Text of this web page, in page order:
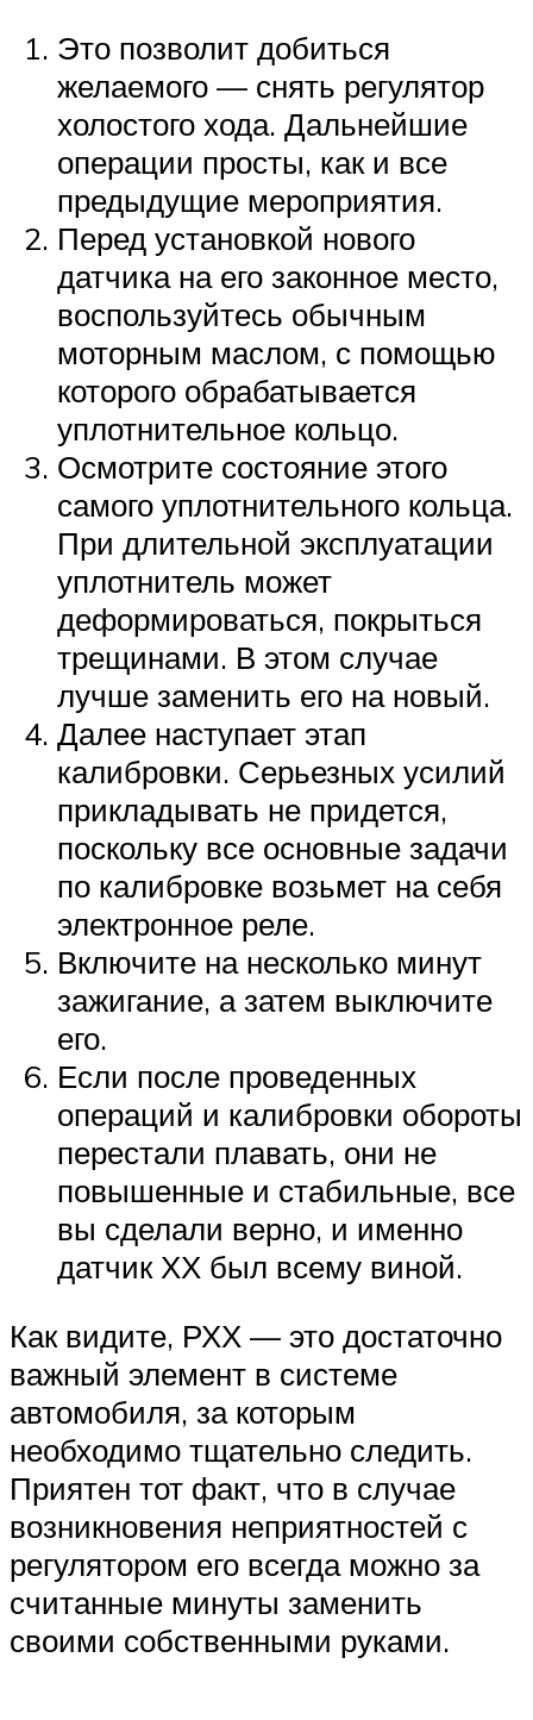
Это позволит добиться
желаемого — снять регулятор
холостого хода. Дальнейшие
операции просты, как и все
предыдущие мероприятия.
Перед установкой нового
датчика на его законное место,
воспользуйтесь обычным
моторным маслом, с помощью
которого обрабатывается
уплотнительное кольцо.
Осмотрите состояние этого
самого уплотнительного кольца.
При длительной эксплуатации
уплотнитель может
деформироваться, покрыться
трещинами. В этом случае
лучше заменить его на новый.
Далее наступает этап
калибровки. Серьезных усилий
прикладывать не придется,
поскольку все основные задачи
по калибровке возьмет на себя
электронное реле.
Включите на несколько минут
зажигание, а затем выключите
его.
Если после проведенных
операций и калибровки обороты
перестали плавать, они не
повышенные и стабильные, все
вы сделали верно, и именно
датчик ХХ был всему виной.
Как видите, РХХ — это достаточно
важный элемент в системе
автомобиля, за которым
необходимо тщательно следить.
Приятен тот факт, что в случае
возникновения неприятностей с
регулятором его всегда можно за
считанные минуты заменить
своими собственными руками.